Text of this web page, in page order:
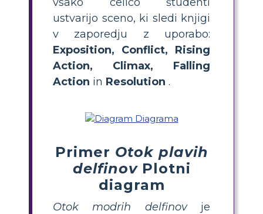
ustvarijo sceno, ki sledi knjigi
v zaporedju z uporabo:
Exposition, Conflict, Rising
Action, Climax, Falling
Action in Resolution .
Primer Otok plavih
delfinovPlotni
diagram
Otok modrih delfinovje